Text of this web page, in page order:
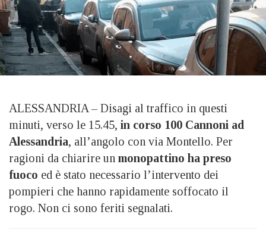
ALESSANDRIA – Disagi al traffico in questi
minuti, verso le 15.45, in corso 100 Cannoni ad
Alessandria, all’angolo con via Montello. Per
ragioni da chiarire un monopattino ha preso
fuoco ed è stato necessario l’intervento dei
pompieri che hanno rapidamente soffocato il
rogo. Non ci sono feriti segnalati.